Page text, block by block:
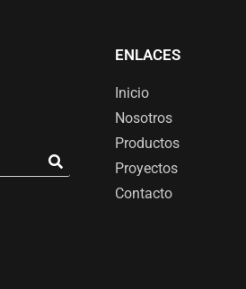
ENLACES
Inicio
Nosotros
Productos
Proyectos
Contacto